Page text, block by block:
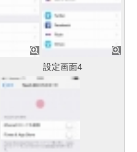
設定画面4